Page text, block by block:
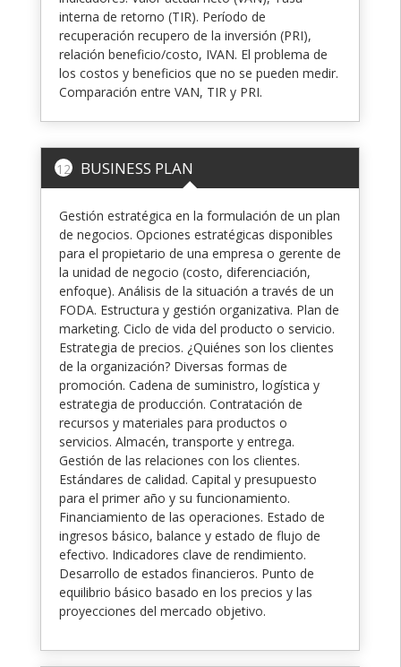
interna de retorno (TIR). Período de
recuperación recupero de la inversión (PRI),
relación beneficio/costo, IVAN. El problema de
los costos y beneficios que no se pueden medir.
Comparación entre VAN, TIR y PRI.
12 BUSINESS PLAN
Gestión estratégica en la formulación de un plan
de negocios. Opciones estratégicas disponibles
para el propietario de una empresa o gerente de
la unidad de negocio (costo, diferenciación,
enfoque). Análisis de la situación a través de un
FODA. Estructura y gestión organizativa. Plan de
marketing. Ciclo de vida del producto o servicio.
Estrategia de precios. ¿Quiénes son los clientes
de la organización? Diversas formas de
promoción. Cadena de suministro, logística y
estrategia de producción. Contratación de
recursos y materiales para productos o
servicios. Almacén, transporte y entrega.
Gestión de las relaciones con los clientes.
Estándares de calidad. Capital y presupuesto
para el primer año y su funcionamiento.
Financiamiento de las operaciones. Estado de
ingresos básico, balance y estado de flujo de
efectivo. Indicadores clave de rendimiento.
Desarrollo de estados financieros. Punto de
equilibrio básico basado en los precios y las
proyecciones del mercado objetivo.